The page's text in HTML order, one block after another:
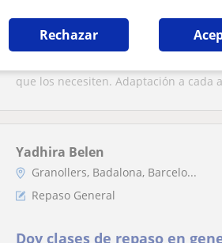
Rechazar
Profesora que imparte
materia a alumnos de
Estudiante de cuarto de la ESO con
que los necesiten. Adaptación a cada
Yadhira Belen
Granollers, Badalona, Barcelo...
Repaso General
Doy clases de repaso en